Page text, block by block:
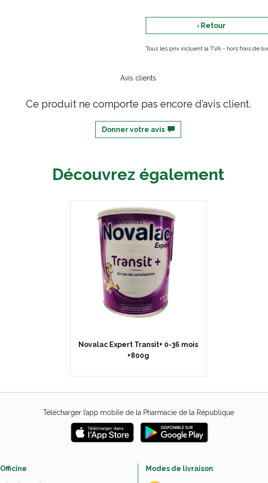
‹ Retour
Tous les prix incluent la TVA - hors frais de
Avis clients
Ce produit ne comporte pas encore d’avis client.
Donner votre avis
Découvrez également
Novalac Expert Transit+ 0-36 mois
+800g
Télécharger l’app mobile de la Pharmacie de la République
Officine Modes de livraison